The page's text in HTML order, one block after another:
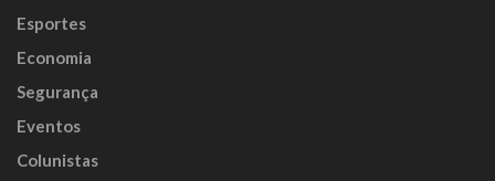
Esportes
Economia
Segurança
Eventos
Colunistas